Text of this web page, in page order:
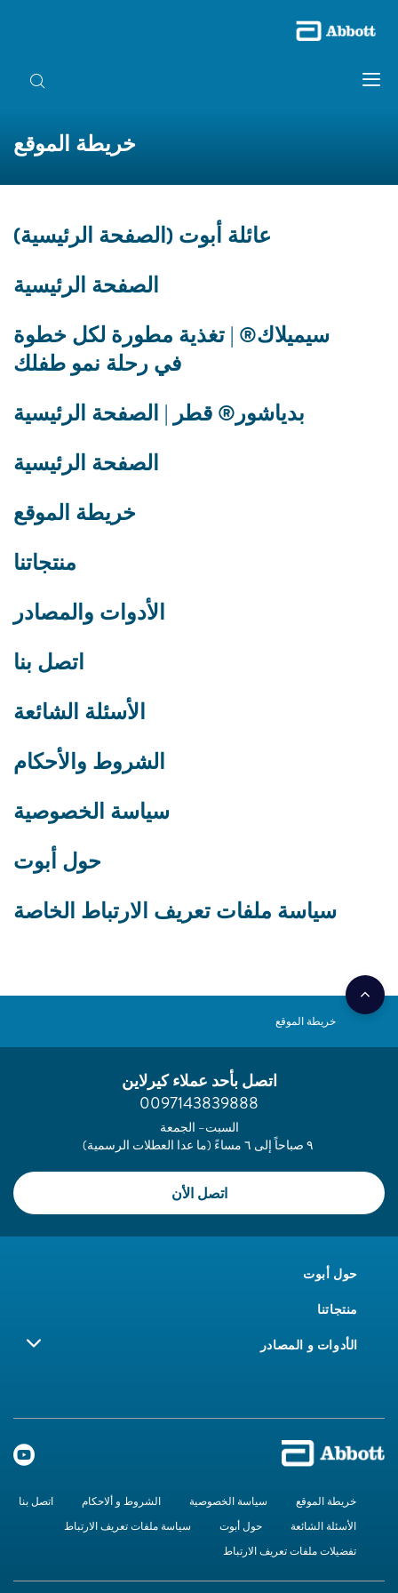
خريطة الموقع
عائلة أبوت (الصفحة الرئيسية)
الصفحة الرئيسية
سيميلاك® | تغذية مطورة لكل خطوة
في رحلة نمو طفلك
بدياشور® قطر | الصفحة الرئيسية
الصفحة الرئيسية
خريطة الموقع
منتجاتنا
الأدوات والمصادر
اتصل بنا
الأسئلة الشائعة
الشروط والأحكام
سياسة الخصوصية
حول أبوت
سياسة ملفات تعريف الارتباط الخاصة
خريطة الموقع
اتصل بأحد عملاء كيرلاين
0097143839888
السبت– الجمعة
اتصل الأن
حول أبوت
منتجاتنا
الأدوات و المصادر
خريطة الموقع سياسة الخصوصية الشروط و ألاحكام
اتصل بنا
الأسئلة الشائعة
حول أبوت
سياسة ملفات تعريف الارتباط
تفضيلات ملفات تعريف الارتباط